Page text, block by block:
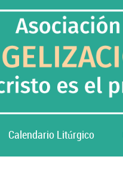
Calendario Litúrgico